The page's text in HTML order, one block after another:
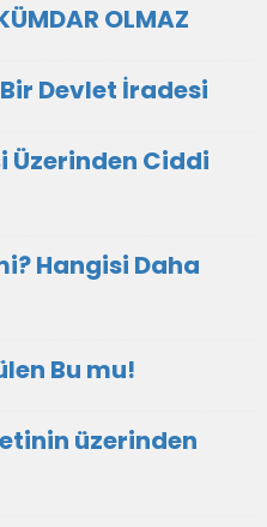
OLMAZ
Devlet İradesi
Üzerinden Ciddi
Hangisi Daha
Bu mu!
üzerinden